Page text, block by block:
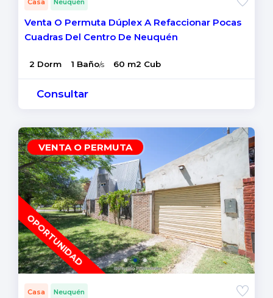
Casa Neuquén
Venta O Permuta Dúplex A Refaccionar Pocas
Cuadras Del Centro De Neuquén
2 Dorm 1 Baño/s 60 m2 Cub
Consultar
VENTA O PERMUTA
OPORTUNIDAD
Casa Neuquén